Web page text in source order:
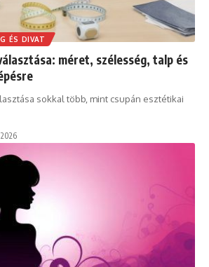
ÉS DIVAT
méret, szélesség, talp és
sokkal több, mint csupán esztétikai